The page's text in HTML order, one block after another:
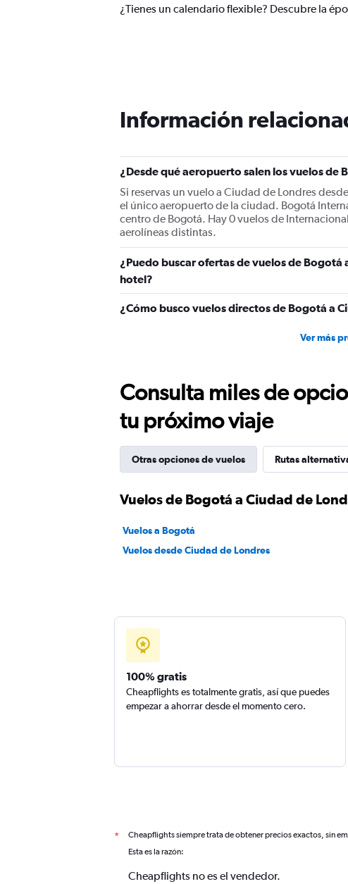
¿Tienes un calendario flexible? Descubre la
Información
¿Desde qué aeropuerto salen los vuelos de
Si reservas un vuelo a Ciudad de Londres
el único aeropuerto de la ciudad. Bogotá
centro de Bogotá. Hay 0 vuelos de
aerolíneas distintas.
¿Puedo buscar ofertas de vuelos de Bogotá
hotel?
¿Cómo busco vuelos directos de Bogotá a
Ver más
Consulta miles de
tu próximo viaje
Otras opciones de vuelos Rutas
Vuelos de Bogotá a Ciudad de
Vuelos a Bogotá
Vuelos desde Ciudad de Londres
100% gratis
Cheapflights es totalmente gratis, así que puedes
empezar a ahorrar desde el momento cero.
* Cheapflights siempre trata de obtener precios exactos, sin
Esta es la razón:
Cheapflights no es el vendedor.